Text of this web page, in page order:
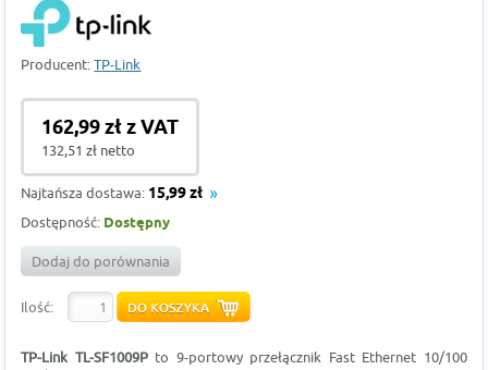
Producent:TP-Link
162,99 zł z VAT
132,51 zł netto
Najtańsza dostawa: 15,99 zł
Dostępność: Dostępny
Dodaj do porównania
Ilość:
TP-Link TL-SF1009Pto 9-portowy przełącznik Fast Ethernet 10/100